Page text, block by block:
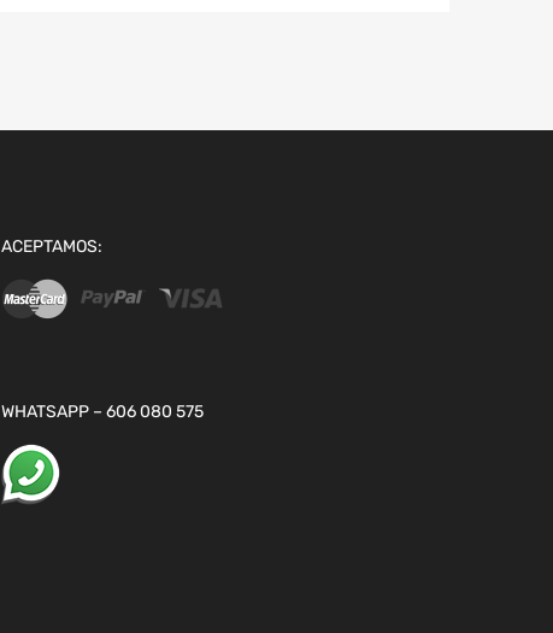
ACEPTAMOS:
WHATSAPP – 606 080 575